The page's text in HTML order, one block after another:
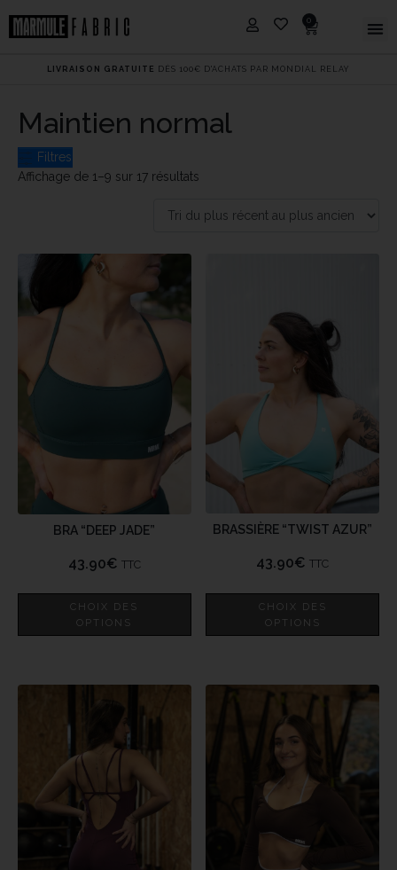
0
LIVRAISON GRATUITE DÈS 100€ D'ACHATS PAR MONDIAL RELAY
Maintien normal
Filtres
Affichage de 1–9 sur 17 résultats
BRA “DEEP JADE”
43.90€ TTC
CHOIX DES
OPTIONS
BRASSIÈRE “TWIST AZUR”
43.90€ TTC
CHOIX DES
OPTIONS